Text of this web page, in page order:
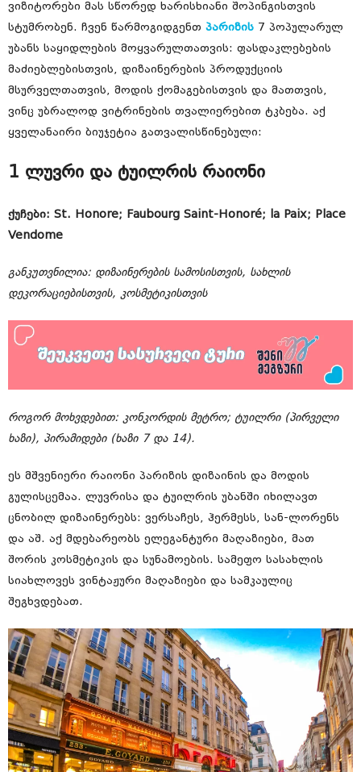
ვიზიტორები მას სწორედ ხარისხიანი შოპინგისთვის
სტუმრობენ. ჩვენ წარმოგიდგენთ პარიზის 7 პოპულარულ
უბანს საყიდლების მოყვარულთათვის: ფასდაკლებების
მაძიებლებისთვის, დიზაინერების პროდუქციის
მსურველთათვის, მოდის ქომაგებისთვის და მათთვის,
ვინც უბრალოდ ვიტრინების თვალიერებით ტკბება. აქ
ყველანაირი ბიუჯეტია გათვალისწინებული:
1 ლუვრი და ტუილრის რაიონი
ქუჩები: St. Honore; Faubourg Saint-Honoré; la Paix; Place
Vendome
განკუთვნილია: დიზაინერების სამოსისთვის, სახლის
დეკორაციებისთვის, კოსმეტიკისთვის
როგორ მოხვდებით: კონკორდის მეტრო; ტუილრი (პირველი
ხაზი), პირამიდები (ხაზი 7 და 14).
ეს მშვენიერი რაიონი პარიზის დიზაინის და მოდის
გულისცემაა. ლუვრისა და ტუილრის უბანში იხილავთ
ცნობილ დიზაინერებს: ვერსაჩეს, ჰერმესს, სან-ლორენს
და აშ. აქ მდებარეობს ელეგანტური მაღაზიები, მათ
შორის კოსმეტიკის და სუნამოების. სამეფო სასახლის
სიახლოვეს ვინტაჟური მაღაზიები და სამკაულიც
შეგხვდებათ.